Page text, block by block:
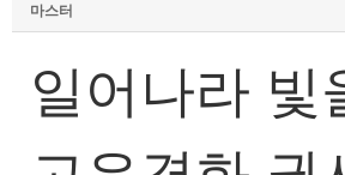
마스터
일어나라